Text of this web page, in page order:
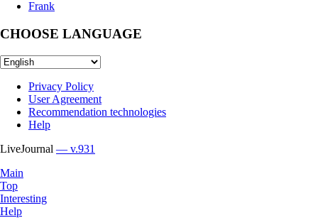
Frank
CHOOSE LANGUAGE
Privacy Policy
User Agreement
Recommendation technologies
Help
LiveJournal — v.931
Main
Top
Interesting
Help